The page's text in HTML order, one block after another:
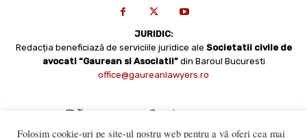
JURIDIC:
Redacția beneficiază de serviciile juridice ale Societatii civile de
avocati “Gaurean si Asociatii” din Baroul Bucuresti
office@gaureanlawyers.ro
Folosim cookie-uri pe site-ul nostru web pentru a vă oferi cea mai